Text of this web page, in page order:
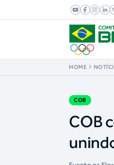
HOME
COB
COB